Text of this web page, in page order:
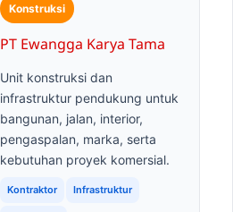
Konstruksi
PT Ewangga Karya Tama
Unit konstruksi dan
infrastruktur pendukung untuk
bangunan, jalan, interior,
pengaspalan, marka, serta
kebutuhan proyek komersial.
Kontraktor Infrastruktur